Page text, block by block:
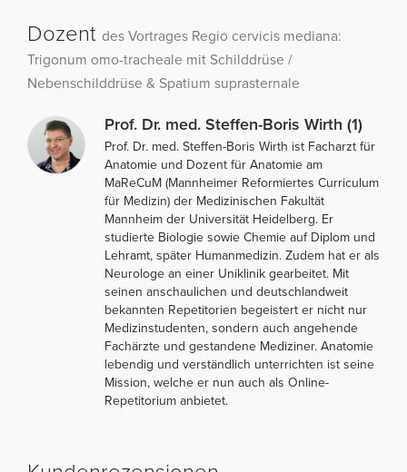
Dozent des Vortrages Regio cervicis mediana:
Trigonum omo-tracheale mit Schilddrüse /
Nebenschilddrüse & Spatium suprasternale
Prof. Dr. med. Steffen-Boris Wirth (1)
Prof. Dr. med. Steffen-Boris Wirth ist Facharzt für
Anatomie und Dozent für Anatomie am
MaReCuM (Mannheimer Reformiertes Curriculum
für Medizin) der Medizinischen Fakultät
Mannheim der Universität Heidelberg. Er
studierte Biologie sowie Chemie auf Diplom und
Lehramt, später Humanmedizin. Zudem hat er als
Neurologe an einer Uniklinik gearbeitet. Mit
seinen anschaulichen und deutschlandweit
bekannten Repetitorien begeistert er nicht nur
Medizinstudenten, sondern auch angehende
Fachärzte und gestandene Mediziner. Anatomie
lebendig und verständlich unterrichten ist seine
Mission, welche er nun auch als Online-
Repetitorium anbietet.